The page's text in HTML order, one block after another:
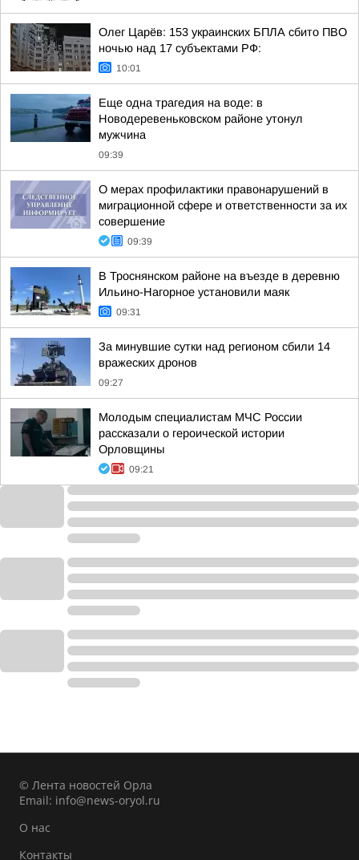
Олег Царёв: 153 украинских БПЛА сбито ПВО
ночью над 17 субъектами РФ:
10:01
Еще одна трагедия на воде: в
Новодеревеньковском районе утонул
мужчина
09:39
О мерах профилактики правонарушений в
миграционной сфере и ответственности за их
совершение
09:39
В Троснянском районе на въезде в деревню
Ильино-Нагорное установили маяк
09:31
За минувшие сутки над регионом сбили 14
вражеских дронов
09:27
Молодым специалистам МЧС России
рассказали о героической истории
Орловщины
09:21
© Лента новостей Орла
Email: info@news-oryol.ru
О нас
Контакты